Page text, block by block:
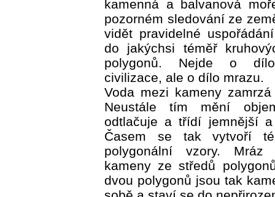
kamenná a balvanová
pozorném sledování ze
vidět pravidelné
do jakýchsi téměř
polygonů. Nejde o dílo
civilizace, ale o dílo mrazu.
Voda mezi kameny
Neustále tím mění
odtlačuje a třídí jemnější
Časem se tak vytvoří
polygonální vzory. Mráz
kameny ze středů
dvou polygonů jsou tak